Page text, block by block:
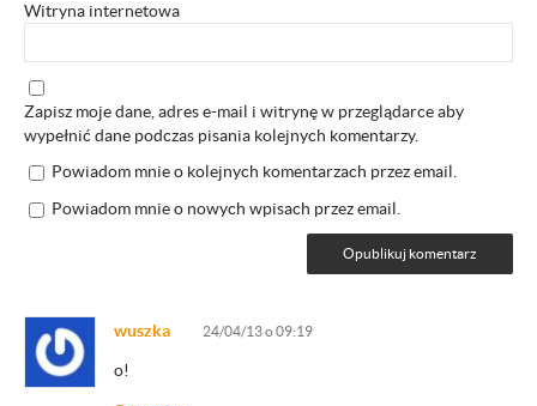
Witryna internetowa
Zapisz moje dane, adres e-mail i witrynę w przeglądarce aby
wypełnić dane podczas pisania kolejnych komentarzy.
Powiadom mnie o kolejnych komentarzach przez email.
Powiadom mnie o nowych wpisach przez email.
wuszka 24/04/13 o 09:19
o!